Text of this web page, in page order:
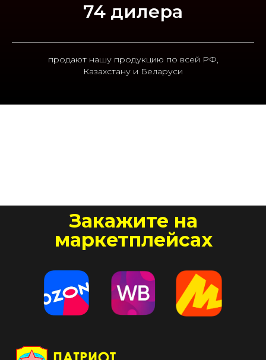
74 дилера
продают нашу продукцию по всей РФ,
Казахстану и Беларуси
Закажите на
маркетплейсах